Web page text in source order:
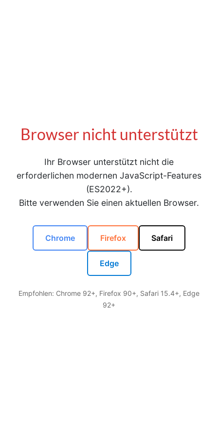
Browser nicht unterstützt
Ihr Browser unterstützt nicht die
erforderlichen modernen JavaScript-Features
(ES2022+).
Bitte verwenden Sie einen aktuellen Browser.
Chrome Firefox Safari
Edge
Empfohlen: Chrome 92+, Firefox 90+, Safari 15.4+, Edge
92+